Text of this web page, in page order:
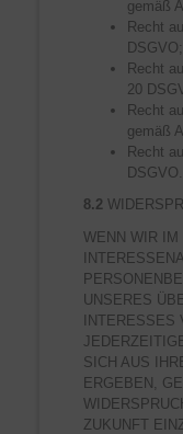
gemäß
Recht
DSGVO;
Recht
20
Recht
gemäß
Recht
DSGVO.
8.2
WENN WIR IM
UNSERES
INTERESSES
SICH AUS
ERGEBEN,
ZUKUNFT